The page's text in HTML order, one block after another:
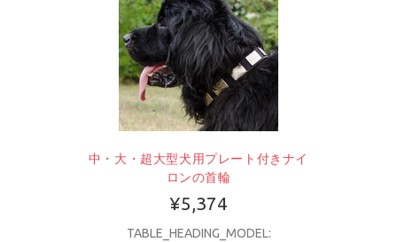
中・大・超大型犬用プレート付きナイ
ロンの首輪
¥5,374
TABLE_HEADING_MODEL: